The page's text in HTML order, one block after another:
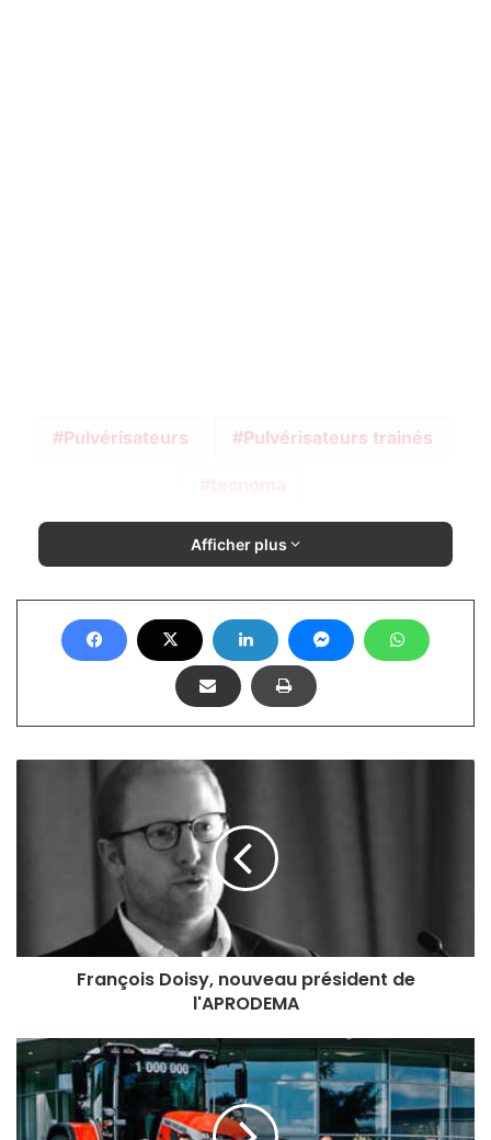
Pulvérisateurs Pulvérisateurs trainés
Afficher plus
président
François Doisy, nouveau président de
l'APRODEMA
Massey
Ferguson
: